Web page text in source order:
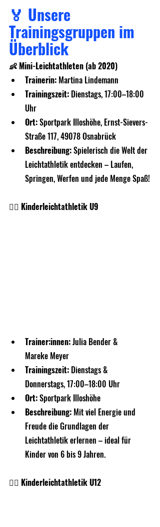
🏅 Unsere
Trainingsgruppen im
Überblick
👶 Mini-Leichtathleten (ab 2020)
Trainerin: Martina Lindemann
Trainingszeit: Dienstags, 17:00–18:00
Uhr
Ort: Sportpark Illoshöhe, Ernst-Sievers-
Straße 117, 49078 Osnabrück
Beschreibung: Spielerisch die Welt der
Leichtathletik entdecken – Laufen,
Springen, Werfen und jede Menge Spaß!
🏃‍♀️ Kinderleichtathletik U9
Trainer:innen: Julia Bender &
Mareke Meyer
Trainingszeit: Dienstags &
Donnerstags, 17:00–18:00 Uhr
Ort: Sportpark Illoshöhe
Beschreibung: Mit viel Energie und
Freude die Grundlagen der
Leichtathletik erlernen – ideal für
Kinder von 6 bis 9 Jahren.
🏃‍♂️ Kinderleichtathletik U12